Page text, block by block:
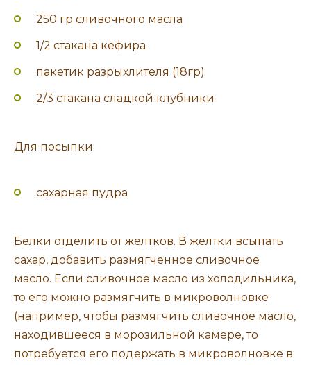
250 гр сливочного масла
1/2 стакана кефира
пакетик разрыхлителя (18гр)
2/3 стакана сладкой клубники
Для посыпки:
сахарная пудра
Белки отделить от желтков. В желтки всыпать
сахар, добавить размягченное сливочное
масло. Если сливочное масло из холодильника,
то его можно размягчить в микроволновке
(например, чтобы размягчить сливочное масло,
находившееся в морозильной камере, то
потребуется его подержать в микроволновке в